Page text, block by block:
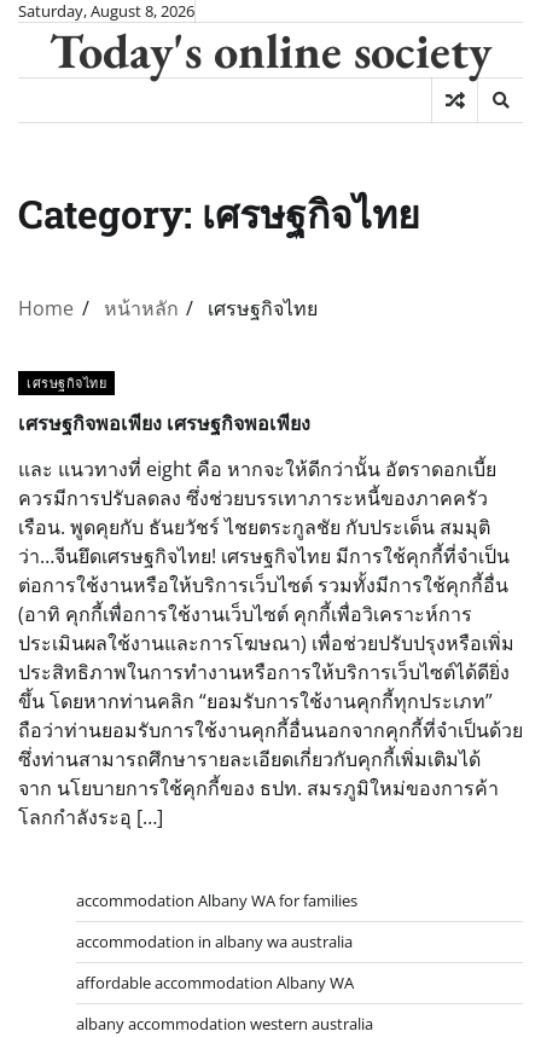
Skip
content
Saturday, August 8, 2026
Today's online society
Category: เศรษฐกิจไทย
Home หน้าหลัก เศรษฐกิจไทย
เศรษฐกิจไทย
เศรษฐกิจพอเพียง เศรษฐกิจพอเพียง
และ แนวทางที่ eight คือ หากจะให้ดีกว่านั้น อัตราดอกเบี้ย
ควรมีการปรับลดลง ซึ่งช่วยบรรเทาภาระหนี้ของภาคครัว
เรือน. พูดคุยกับ ธันยวัชร์ ไชยตระกูลชัย กับประเด็น สมมุติ
ว่า…จีนยึดเศรษฐกิจไทย! เศรษฐกิจไทย มีการใช้คุกกี้ที่จำเป็น
ต่อการใช้งานหรือให้บริการเว็บไซต์ รวมทั้งมีการใช้คุกกี้อื่น
(อาทิ คุกกี้เพื่อการใช้งานเว็บไซต์ คุกกี้เพื่อวิเคราะห์การ
ประเมินผลใช้งานและการโฆษณา) เพื่อช่วยปรับปรุงหรือเพิ่ม
ประสิทธิภาพในการทำงานหรือการให้บริการเว็บไซต์ได้ดียิ่ง
ขึ้น โดยหากท่านคลิก “ยอมรับการใช้งานคุกกี้ทุกประเภท”
ถือว่าท่านยอมรับการใช้งานคุกกี้อื่นนอกจากคุกกี้ที่จำเป็นด้วย
ซึ่งท่านสามารถศึกษารายละเอียดเกี่ยวกับคุกกี้เพิ่มเติมได้
จาก นโยบายการใช้คุกกี้ของ ธปท. สมรภูมิใหม่ของการค้า
โลกกำลังระอุ […]
accommodation Albany WA for families
accommodation in albany wa australia
affordable accommodation Albany WA
albany accommodation western australia